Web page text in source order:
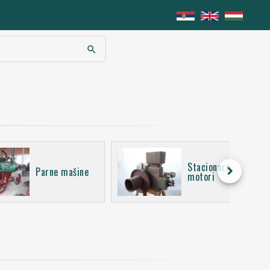
search
Parne mašine Stacionarni
motori keyboard_arrow_right